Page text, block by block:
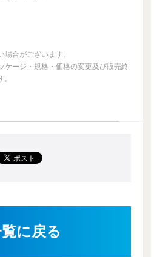
合がございます。
ケージ・規格・価格の変更及び販売終
に戻る